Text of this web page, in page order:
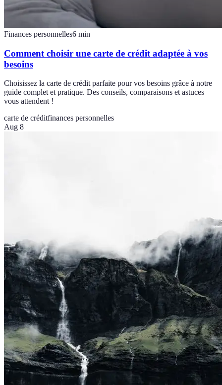
Finances personnelles6 min
Comment choisir une carte de crédit adaptée à vos
besoins
Choisissez la carte de crédit parfaite pour vos besoins grâce à notre
guide complet et pratique. Des conseils, comparaisons et astuces
vous attendent !
carte de créditfinances personnelles
Aug 8